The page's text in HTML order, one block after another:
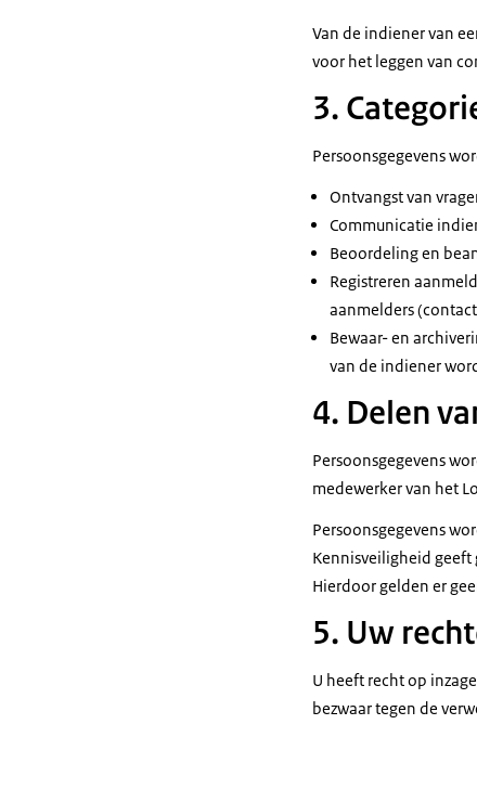
Van de indiener van
voor het leggen van
3.
Persoonsgegevens
Ontvangst van
Communicatie
Beoordeling en
Registreren
aanmelders
Bewaar- en
van de indiener
4. Delen
Persoonsgegevens
medewerker van het
Persoonsgegevens
Kennisveiligheid geeft
Hierdoor gelden er
5. Uw
U heeft recht op
bezwaar tegen de